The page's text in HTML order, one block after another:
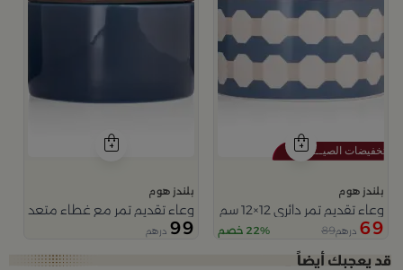
بلندز هوم
وعاء تقديم تمر دائري 12×12 سم أبيض وأزرق من الخزف الحجري بغطاء من أزوريا
69 درهم89 22% خصم
بلندز هوم
وعاء تقديم تمر مع غطاء متعدد
99 درهم